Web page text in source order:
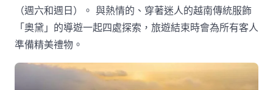
（週六和週日）。 與熱情的、穿著迷人的越南傳統服飾
「奧黛」的導遊一起四處探索，旅遊結束時會為所有客人
準備精美禮物。